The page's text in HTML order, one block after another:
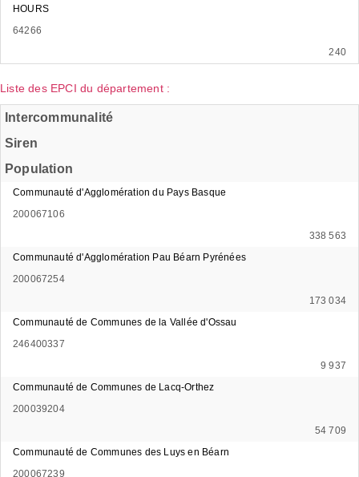
HOURS
64266
240
Liste des EPCI du département :
Intercommunalité
Siren
Population
Communauté d'Agglomération du Pays Basque
200067106
338 563
Communauté d'Agglomération Pau Béarn Pyrénées
200067254
173 034
Communauté de Communes de la Vallée d'Ossau
246400337
9 937
Communauté de Communes de Lacq-Orthez
200039204
54 709
Communauté de Communes des Luys en Béarn
200067239